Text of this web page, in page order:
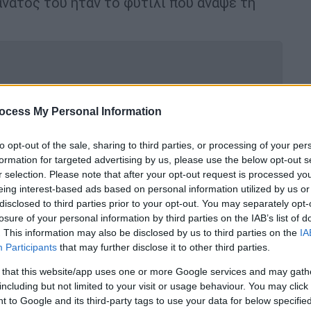
My Personal Information
opt-out of the sale, sharing to third parties, or processing of your
for targeted advertising by us, please use the below opt-out
selection. Please note that after your opt-out request is processed
interest-based ads based on personal information utilized by us
to third parties prior to your opt-out. You may separately
of your personal information by third parties on the IAB’s list of
This information may also be disclosed by us to third parties on the
Participants that may further disclose it to other third parties.
that this website/app uses one or more Google services and may
but not limited to your visit or usage behaviour. You may
to Google and its third-party tags to use your data for below
του στοιχειώνει ακόμα –
μέσα σε πέντε χρόνια
Ηλιόπουλος, Σωτήρης
– Τι κοινό είχαν που σημάδεψε τη
διαδηλώσεις με δεκάδες χιλιάδες